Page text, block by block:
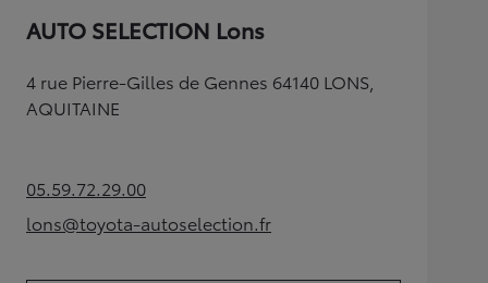
AUTO SELECTION Lons
4 rue Pierre-Gilles de Gennes 64140 LONS,
AQUITAINE
05.59.72.29.00(Opens in new tab)
lons@toyota-autoselection.fr
(Opens in new tab)